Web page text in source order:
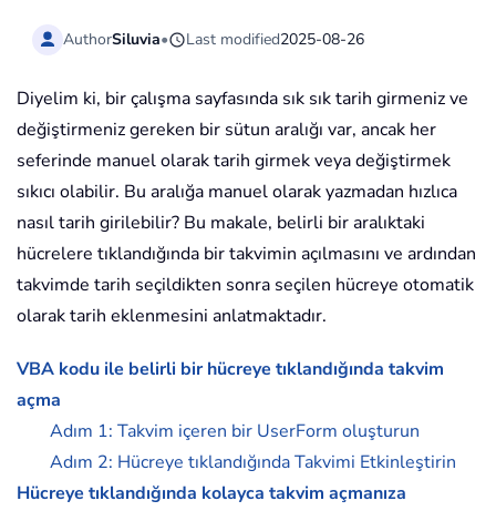
AuthorSiluvia• Last modified2025-08-26
Diyelim ki, bir çalışma sayfasında sık sık tarih girmeniz ve
değiştirmeniz gereken bir sütun aralığı var, ancak her
seferinde manuel olarak tarih girmek veya değiştirmek
sıkıcı olabilir. Bu aralığa manuel olarak yazmadan hızlıca
nasıl tarih girilebilir? Bu makale, belirli bir aralıktaki
hücrelere tıklandığında bir takvimin açılmasını ve ardından
takvimde tarih seçildikten sonra seçilen hücreye otomatik
olarak tarih eklenmesini anlatmaktadır.
VBA kodu ile belirli bir hücreye tıklandığında takvim
açma
Adım 1: Takvim içeren bir UserForm oluşturun
Adım 2: Hücreye tıklandığında Takvimi Etkinleştirin
Hücreye tıklandığında kolayca takvim açmanıza